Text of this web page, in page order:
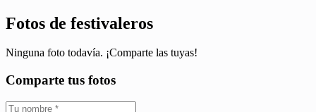
Fotos de festivaleros
Ninguna foto todavía. ¡Comparte las tuyas!
Comparte tus fotos